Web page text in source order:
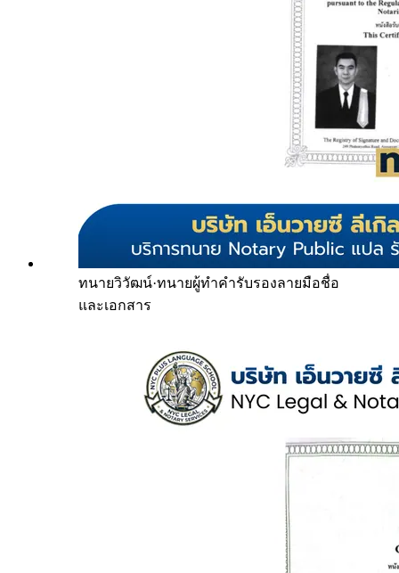
ทนายวิวัฒน์·ทนายผู้ทำคำรับรองลายมือชื่อ
และเอกสาร